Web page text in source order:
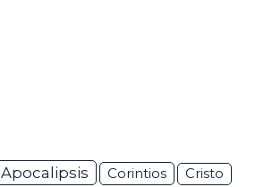
Apocalipsis Corintios Cristo